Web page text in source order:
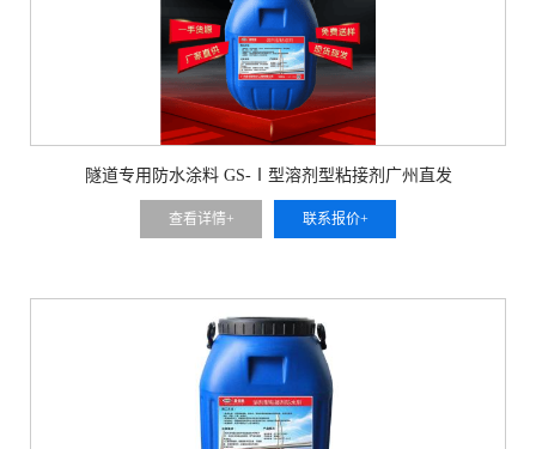
隧道专用防水涂料 GS-Ⅰ型溶剂型粘接剂广州直发
查看详情+ 联系报价+